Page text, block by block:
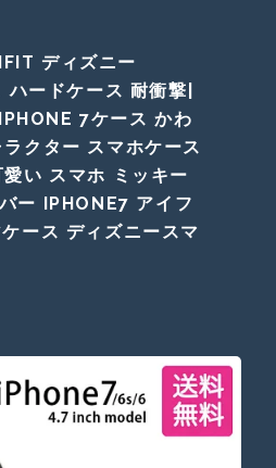
ディズニー
ードケース 耐衝撃|
7ケース かわ
クター スマホケース
い スマホ ミッキー
ー IPHONE7 アイフ
ース ディズニースマ